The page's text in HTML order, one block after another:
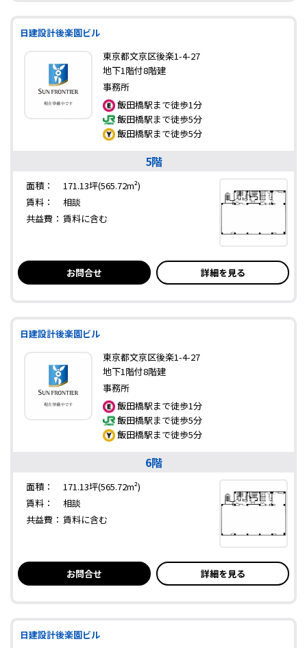
日建設計後楽園ビル
東京都文京区後楽1-4-27
地下1階付8階建
事務所
飯田橋駅まで徒歩1分
飯田橋駅まで徒歩5分
飯田橋駅まで徒歩5分
5階
面積：
171.13坪(565.72m²)
賃料：
相談
共益費： 賃料に含む
お問合せ 詳細を見る
日建設計後楽園ビル
東京都文京区後楽1-4-27
地下1階付8階建
事務所
飯田橋駅まで徒歩1分
飯田橋駅まで徒歩5分
飯田橋駅まで徒歩5分
6階
面積：
171.13坪(565.72m²)
賃料：
相談
共益費： 賃料に含む
お問合せ 詳細を見る
日建設計後楽園ビル